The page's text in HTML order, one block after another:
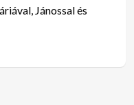
Jánossal és